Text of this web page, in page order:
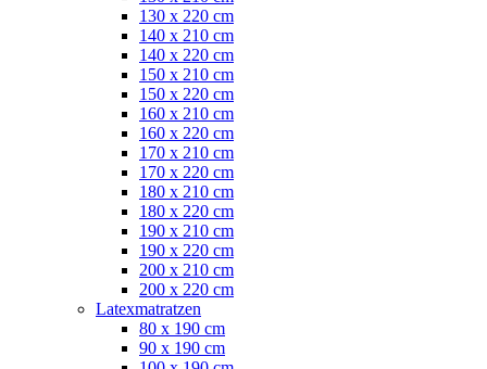
130 x 220 cm
140 x 210 cm
140 x 220 cm
150 x 210 cm
150 x 220 cm
160 x 210 cm
160 x 220 cm
170 x 210 cm
170 x 220 cm
180 x 210 cm
180 x 220 cm
190 x 210 cm
190 x 220 cm
200 x 210 cm
200 x 220 cm
Latexmatratzen
80 x 190 cm
90 x 190 cm